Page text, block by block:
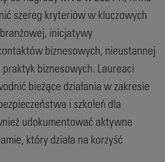
szereg kryteriów w kluczowych
inicjatywy
biznesowych, nieustannej
biznesowych. Laureaci
bieżące działania w zakresie
i szkoleń dla
udokumentować aktywne
który działa na korzyść